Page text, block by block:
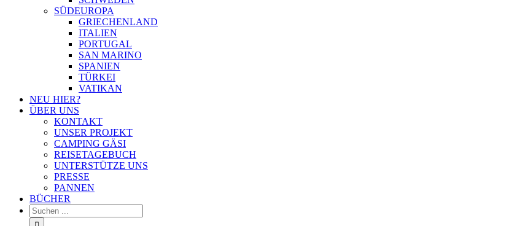
SÜDEUROPA
GRIECHENLAND
ITALIEN
PORTUGAL
SAN MARINO
SPANIEN
TÜRKEI
VATIKAN
NEU HIER?
ÜBER UNS
KONTAKT
UNSER PROJEKT
CAMPING GÄSI
REISETAGEBUCH
UNTERSTÜTZE UNS
PRESSE
PANNEN
BÜCHER
Suche
nach: